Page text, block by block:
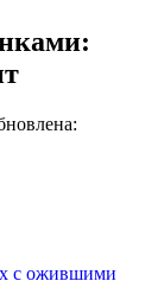
с ожившими